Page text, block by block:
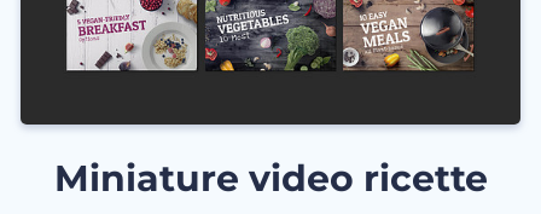
Miniature video ricette